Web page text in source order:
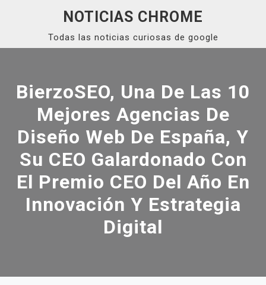
NOTICIAS CHROME
Todas las noticias curiosas de google
BierzoSEO, Una De Las 10
Mejores Agencias De
Diseño Web De España, Y
Su CEO Galardonado Con
El Premio CEO Del Año En
Innovación Y Estrategia
Digital